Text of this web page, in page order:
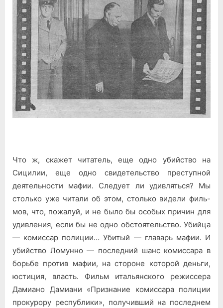
Что ж, скажет читатель, еще одно убийство на
Сицилии, еще одно свидетельство преступной
деятельности мафии. Следует ли удивляться? Мы
столько уже читали об этом, столько видели филь­
мов, что, пожалуй, и не было бы особых причин для
удивления, если бы не одно обстоятельство. Убийца
— комиссар полиции… Убитый — главарь мафии. И
убийство Ломунно — последний шанс комиссара в
борьбе против мафии, на стороне которой деньги,
юстиция, власть. Фильм итальянского режиссера
Дамиано Дамиани «Признание комиссара полиции
прокурору республики», получивший на послед­нем